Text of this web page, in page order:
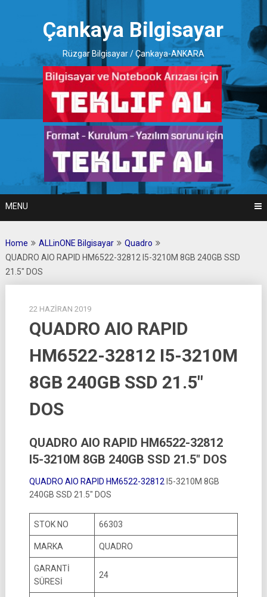
Çankaya Bilgisayar
Rüzgar Bilgisayar / Çankaya-ANKARA
MENU
Home ALLinONE Bilgisayar
Quadro
QUADRO AIO RAPID HM6522-32812 I5-3210M 8GB 240GB SSD
21.5″ DOS
22 HAZIRAN 2019
QUADRO AIO RAPID
HM6522-32812 I5-3210M
8GB 240GB SSD 21.5″
DOS
QUADRO AIO RAPID HM6522-32812
I5-3210M 8GB 240GB SSD 21.5″ DOS
QUADRO AIO RAPID HM6522-32812 I5-3210M 8GB
240GB SSD 21.5″ DOS
STOK NO 66303
MARKA QUADRO
GARANTİ
SÜRESİ
24